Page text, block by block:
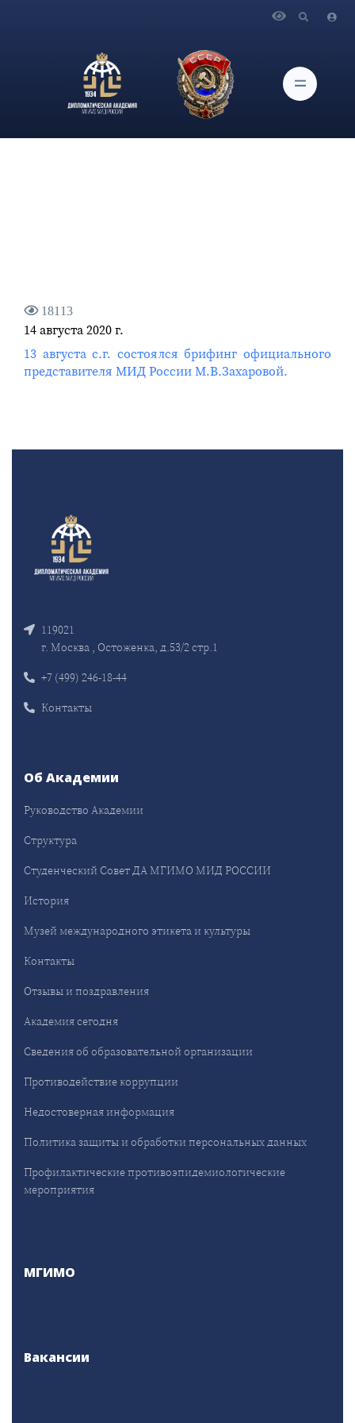
представителя МИД России М.В.Захаровой.
18113
14 августа 2020 г.
13 августа с.г. состоялся брифинг официального
представителя МИД России М.В.Захаровой.
119021
г. Москва , Остоженка, д.53/2 стр.1
+7 (499) 246-18-44
Контакты
Об Академии
Руководство Академии
Структура
Студенческий Совет ДА МГИМО МИД РОССИИ
История
Музей международного этикета и культуры
Контакты
Отзывы и поздравления
Академия сегодня
Сведения об образовательной организации
Противодействие коррупции
Недостоверная информация
Политика защиты и обработки персональных данных
Профилактические противоэпидемиологические
мероприятия
МГИМО
Вакансии